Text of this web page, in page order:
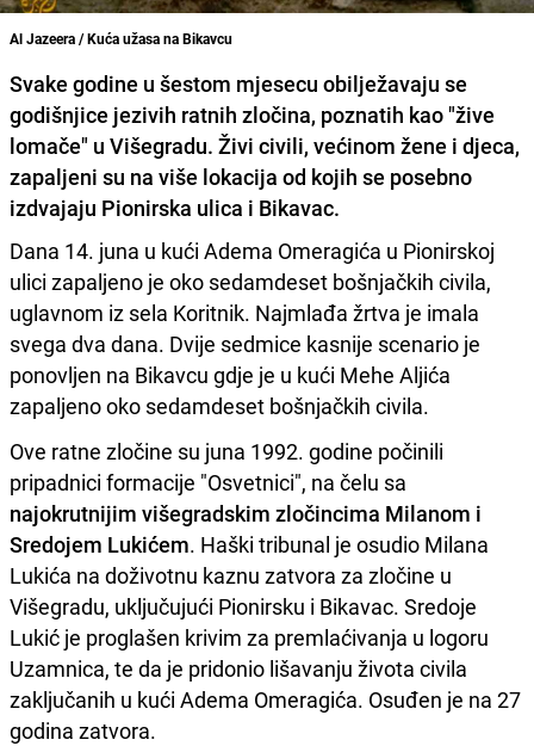
Al Jazeera / Kuća užasa na Bikavcu
Svake godine u šestom mjesecu obilježavaju se
godišnjice jezivih ratnih zločina, poznatih kao "žive
lomače" u Višegradu. Živi civili, većinom žene i djeca,
zapaljeni su na više lokacija od kojih se posebno
izdvajaju Pionirska ulica i Bikavac.
Dana 14. juna u kući Adema Omeragića u Pionirskoj
ulici zapaljeno je oko sedamdeset bošnjačkih civila,
uglavnom iz sela Koritnik. Najmlađa žrtva je imala
svega dva dana. Dvije sedmice kasnije scenario je
ponovljen na Bikavcu gdje je u kući Mehe Aljića
zapaljeno oko sedamdeset bošnjačkih civila.
Ove ratne zločine su juna 1992. godine počinili
pripadnici formacije "Osvetnici", na čelu sa
najokrutnijim višegradskim zločincima Milanom i
Sredojem Lukićem. Haški tribunal je osudio Milana
Lukića na doživotnu kaznu zatvora za zločine u
Višegradu, uključujući Pionirsku i Bikavac. Sredoje
Lukić je proglašen krivim za premlaćivanja u logoru
Uzamnica, te da je pridonio lišavanju života civila
zaključanih u kući Adema Omeragića. Osuđen je na 27
godina zatvora.